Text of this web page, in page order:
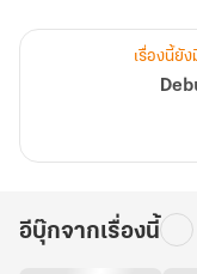
แฟนคลับรวมทั้งคนทั่วไป
เรื่องนี้ยั
อีบุ๊กจากเรื่องนี้